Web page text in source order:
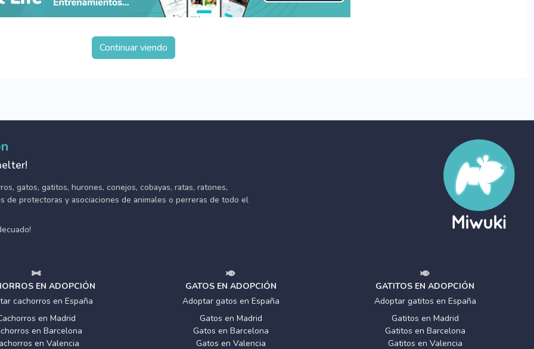
Continuar viendo
gatos, gatitos, hurones, conejos, cobayas, ratas, ratones,
de protectoras y asociaciones de animales o perreras de todo el
EN ADOPCIÓN
cachorros en España
en Madrid
en Barcelona
en Valencia
GATOS EN ADOPCIÓN
Adoptar gatos en España
Gatos en Madrid
Gatos en Barcelona
Gatos en Valencia
GATITOS EN ADOPCIÓN
Adoptar gatitos en España
Gatitos en Madrid
Gatitos en Barcelona
Gatitos en Valencia